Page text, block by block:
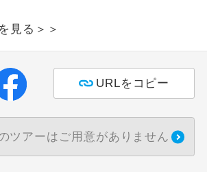
見る＞＞
URLをコピー
ツアーはご用意がありません
利用航空会社が指定なので、ご出発の計
ご紹介するホテルを指定したコースで
す。
す。